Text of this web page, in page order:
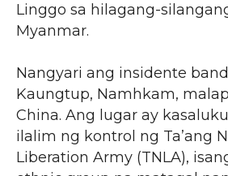
Linggo sa hilagang-
Myanmar.
Nangyari ang insidente
Kaungtup, Namhkam,
China. Ang lugar ay
ilalim ng kontrol ng Ta’ang
Liberation Army (TNLA),